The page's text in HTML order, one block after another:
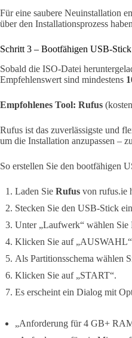
Für eine saubere Neuinstallation
über den Installationsprozess
Schritt 3 – Bootfähigen USB-
Sobald die ISO-Datei
Empfehlenswert sind mindestens
Empfohlenes Tool: Rufus
Rufus ist das zuverlässigste und
um die Installation anzupassen –
So erstellen Sie den bootfähigen
Laden Sie Rufus von rufus.ie
Stecken Sie den USB-Stick
Unter „Laufwerk“ wählen Sie
Klicken Sie auf „AUSWAHL“
Als Partitionsschema wählen
Klicken Sie auf „START“.
Es erscheint ein Dialog mit
„Anforderung für 4 GB+